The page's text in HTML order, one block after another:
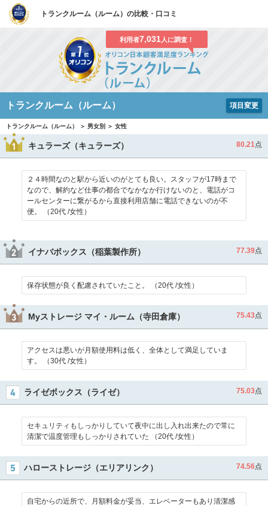
トランクルーム（ルーム）の比較・口コミ
利用者7,031人に調査！
トランクルーム（ルーム） 項目変更
トランクルーム（ルーム） ＞ 男女別 ＞ 女性
キュラーズ（キュラーズ） 80.21点
２４時間なのと駅から近いのがとても良い。スタッフが17時まで
なので、解約など仕事の都合でなかなか行けないのと、電話がコ
ールセンターに繋がるから直接利用店舗に電話できないのが不
便。 （20代 /女性）
イナバボックス（稲葉製作所） 77.39点
保存状態が良く配慮されていたこと。 （20代 /女性）
Myストレージ マイ・ルーム（寺田倉庫） 75.43点
アクセスは悪いが月額使用料は低く、全体として満足していま
す。 （30代 /女性）
ライゼボックス（ライゼ） 75.03点
セキュリティもしっかりしていて夜中に出し入れ出来たので常に
清潔で温度管理もしっかりされていた （20代 /女性）
ハローストレージ（エリアリンク） 74.56点
自宅からの近所で、月額料金が妥当、エレベーターもあり清潔感